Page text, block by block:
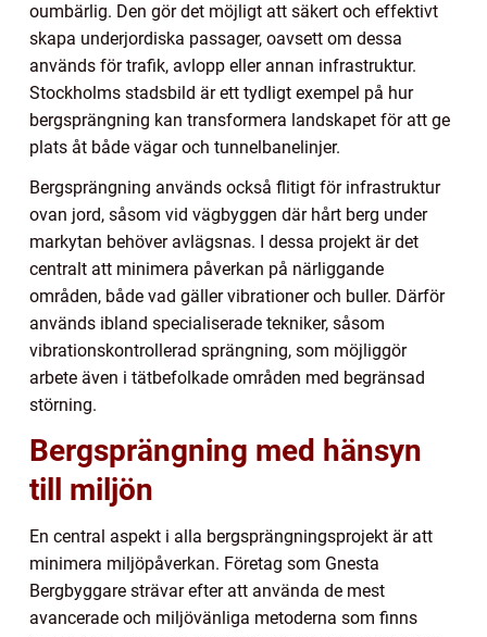
oumbärlig. Den gör det möjligt att säkert och effektivt
skapa underjordiska passager, oavsett om dessa
används för trafik, avlopp eller annan infrastruktur.
Stockholms stadsbild är ett tydligt exempel på hur
bergsprängning kan transformera landskapet för att ge
plats åt både vägar och tunnelbanelinjer.
Bergsprängning används också flitigt för infrastruktur
ovan jord, såsom vid vägbyggen där hårt berg under
markytan behöver avlägsnas. I dessa projekt är det
centralt att minimera påverkan på närliggande
områden, både vad gäller vibrationer och buller. Därför
används ibland specialiserade tekniker, såsom
vibrationskontrollerad sprängning, som möjliggör
arbete även i tätbefolkade områden med begränsad
störning.
Bergsprängning med hänsyn
till miljön
En central aspekt i alla bergsprängningsprojekt är att
minimera miljöpåverkan. Företag som Gnesta
Bergbyggare strävar efter att använda de mest
avancerade och miljövänliga metoderna som finns